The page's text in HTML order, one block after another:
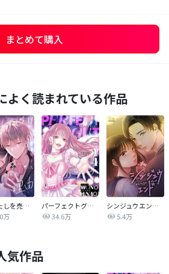
まとめて購入
よく読まれている作品
私がわたしを売る理由
万
パーフェクトグリッター
34.6万
シンジュウエンド【タテヨミ】
5.4万
気作品